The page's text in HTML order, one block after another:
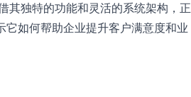
其独特的功能和灵活的系统架构，正
如何帮助企业提升客户满意度和业